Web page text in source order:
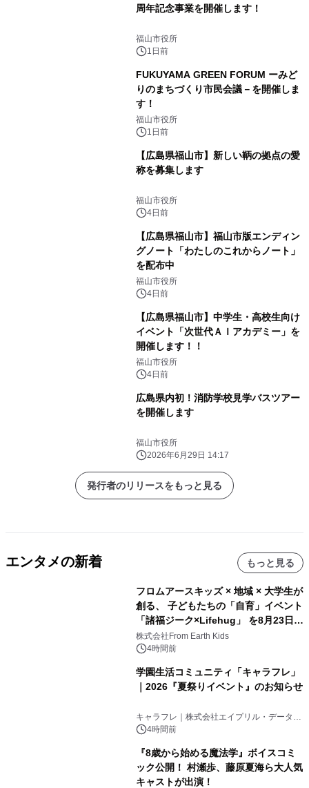
周年記念事業を開催します！
福山市役所
1日前
FUKUYAMA GREEN FORUM ーみど
りのまちづくり市民会議－を開催しま
す！
福山市役所
1日前
【広島県福山市】新しい鞆の拠点の愛
称を募集します
福山市役所
4日前
【広島県福山市】福山市版エンディン
グノート「わたしのこれからノート」
を配布中
福山市役所
4日前
【広島県福山市】中学生・高校生向け
イベント「次世代ＡＩアカデミー」を
開催します！！
福山市役所
4日前
広島県内初！消防学校見学バスツアー
を開催します
福山市役所
2026年6月29日 14:17
発行者のリリースをもっと見る
エンタメの新着 もっと見る
フロムアースキッズ × 地域 × 大学生が
創る、 子どもたちの「自育」イベント
「諸福ジーク×Lifehug」 を8月23日
(日)開催
株式会社From Earth Kids
4時間前
学園生活コミュニティ「キャラフレ」
｜2026『夏祭りイベント』のお知らせ
キャラフレ｜株式会社エイプリル・データ・
デザインズ
4時間前
『8歳から始める魔法学』ボイスコミ
ック公開！ 村瀬歩、藤原夏海ら大人気
キャストが出演！